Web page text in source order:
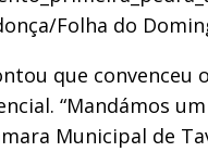
Folha do
que
“Mandámos
Municipal de